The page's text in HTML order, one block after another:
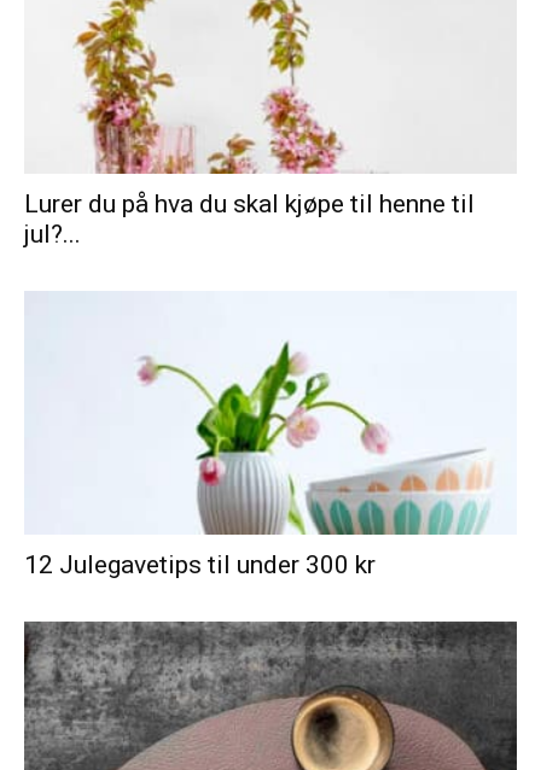
Lurer du på hva du skal kjøpe til henne til
jul?...
12 Julegavetips til under 300 kr